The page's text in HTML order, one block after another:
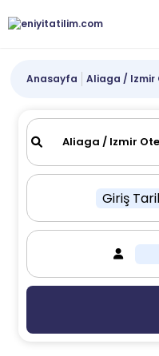
Anasayfa Aliaga / Izmir
Giriş